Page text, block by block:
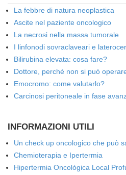
La febbre di natura neoplastica
Ascite nel paziente oncologico
La necrosi nella massa tumorale
I linfonodi sovraclaveari e
Bilirubina elevata: cosa fare?
Dottore, perché non si può
Emocromo: come valutarlo?
Carcinosi peritoneale in fase
INFORMAZIONI UTILI
Un check up oncologico che può
Chemioterapia e Ipertermia
Hipertermia Oncológica Local